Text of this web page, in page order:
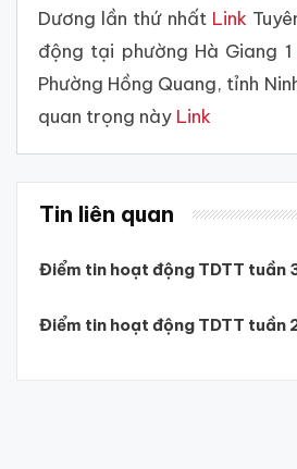
Dương lần thứ nhất Link
động tại phường Hà Giang 1
Phường Hồng Quang, tỉnh
quan trọng này Link
Tin liên quan
Điểm tin hoạt động TDTT tuần
Điểm tin hoạt động TDTT tuần